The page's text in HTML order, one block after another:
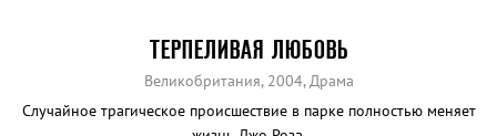
ТЕРПЕЛИВАЯ ЛЮБОВЬ
Великобритания, 2004, Драма
Случайное трагическое происшествие в парке полностью меняет